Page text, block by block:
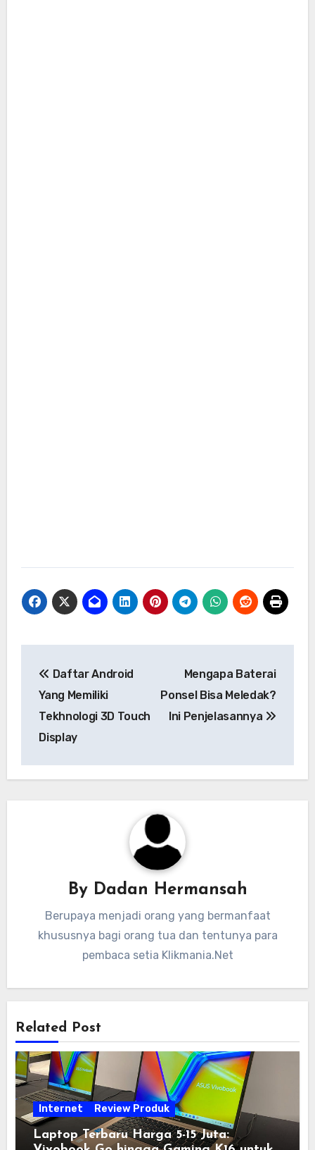
pos
Daftar Android
Yang Memiliki
Tekhnologi 3D Touch
Display
Mengapa Baterai
Ponsel Bisa Meledak?
Ini Penjelasannya
By Dadan Hermansah
Berupaya menjadi orang yang bermanfaat
khususnya bagi orang tua dan tentunya para
pembaca setia Klikmania.Net
Related Post
Internet Review Produk
Laptop Terbaru Harga 5-15 Juta: